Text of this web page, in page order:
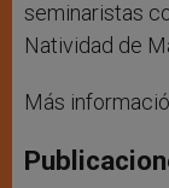
seminaristas
Natividad de
Más